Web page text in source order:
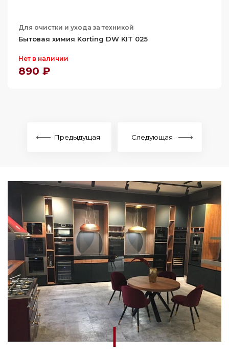
Для очистки и ухода за техникой
Бытовая химия Korting DW KIT 025
Нет в наличии
890 ₽
Предыдущая Следующая